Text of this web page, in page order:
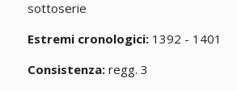
sottoserie
Estremi cronologici:1392 - 1401
Consistenza:regg. 3